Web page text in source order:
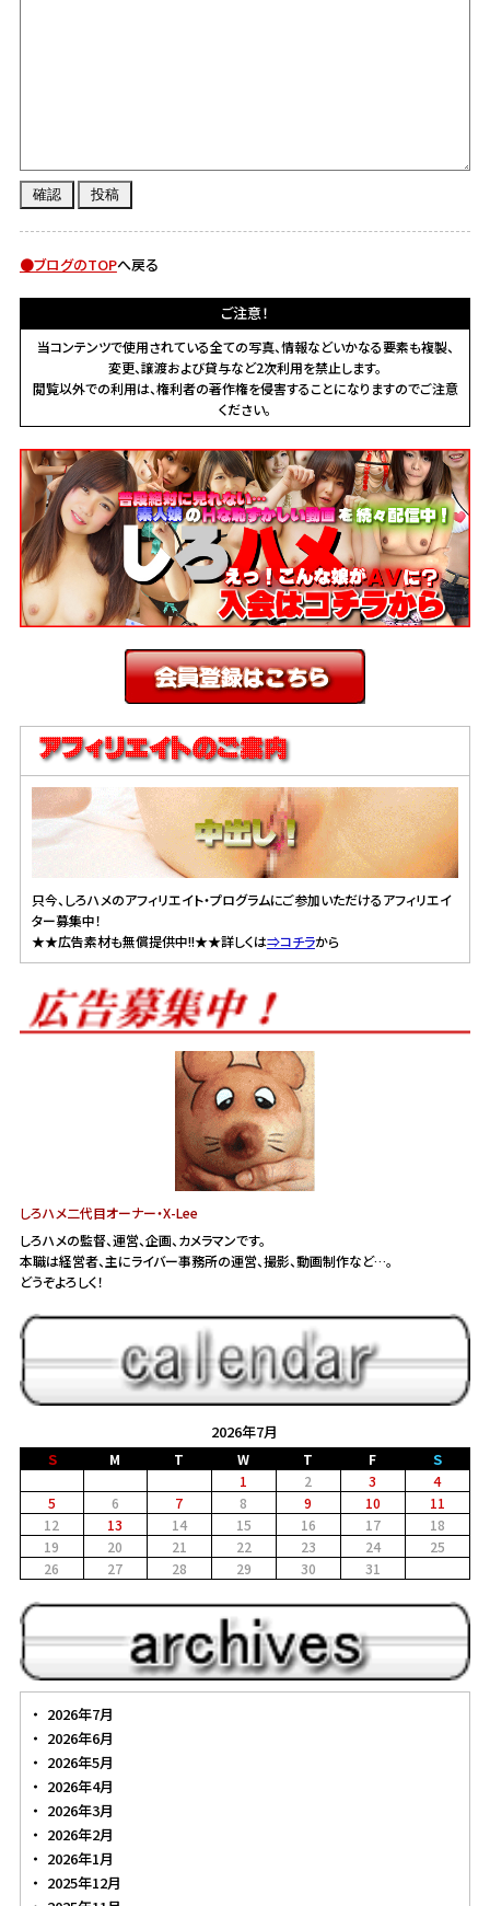
●ブログのTOPへ戻る
ご注意！
当コンテンツで使用されている全ての写真、情報などいかなる要素も複製、
変更、譲渡および貸与など2次利用を禁止します。
閲覧以外での利用は、権利者の著作権を侵害することになりますのでご注意
ください。
只今、しろハメのアフィリエイト・プログラムにご参加いただけるアフィリエイ
ター募集中！
★★広告素材も無償提供中!!★★詳しくは⇒コチラから
しろハメ二代目オーナー・X-Lee
しろハメの監督、運営、企画、カメラマンです。
本職は経営者、主にライバー事務所の運営、撮影、動画制作など…。
どうぞよろしく！
2026年7月
Ｓ M T W T F
Ｓ
1
2 3
4
5
6 7 8 9 10
11
12
13 14 15 16 17
18
19
20 21 22 23 24
25
26
27 28 29 30 31
2026年7月
2026年6月
2026年5月
2026年4月
2026年3月
2026年2月
2026年1月
2025年12月